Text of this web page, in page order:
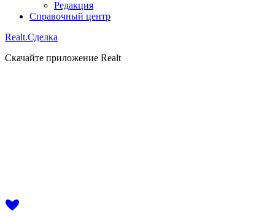
Редакция
Справочный центр
Realt.Сделка
Скачайте приложение Realt